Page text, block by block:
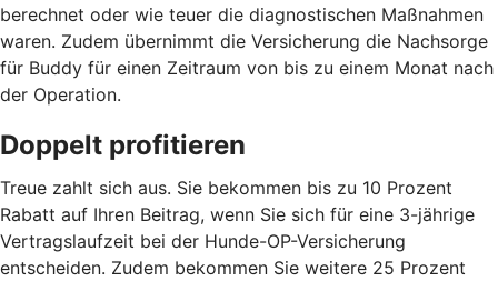
berechnet oder wie teuer die diagnostischen Maßnahmen
waren. Zudem übernimmt die Versicherung die Nachsorge
für Buddy für einen Zeitraum von bis zu einem Monat nach
der Operation.
Doppelt profitieren
Treue zahlt sich aus. Sie bekommen bis zu 10 Prozent
Rabatt auf Ihren Beitrag, wenn Sie sich für eine 3-jährige
Vertragslaufzeit bei der Hunde-OP-Versicherung
entscheiden. Zudem bekommen Sie weitere 25 Prozent